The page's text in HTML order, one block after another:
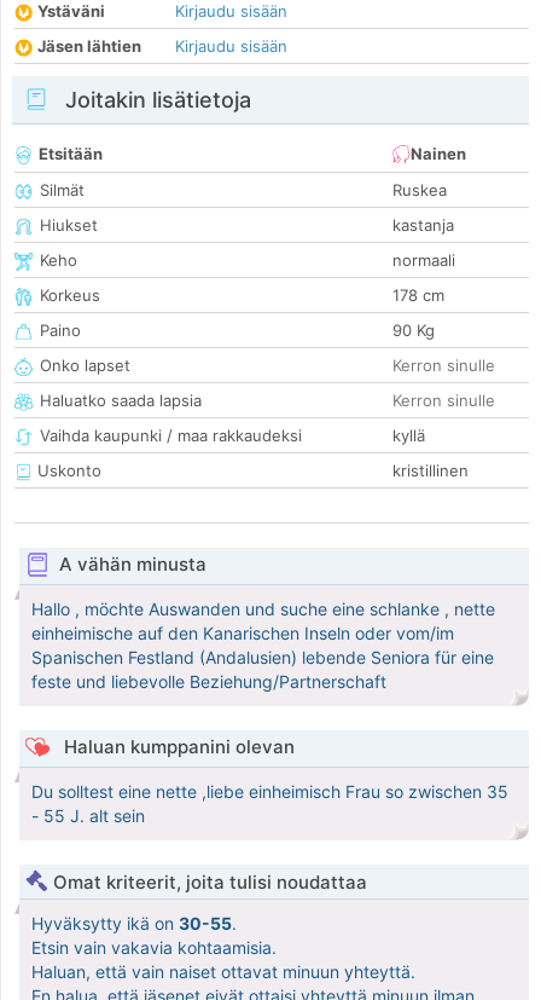
Ystäväni
Kirjaudu sisään
Jäsen lähtien
Kirjaudu sisään
Joitakin lisätietoja
Etsitään
Nainen
Silmät
Ruskea
Hiukset
kastanja
Keho
normaali
Korkeus
178 cm
Paino
90 Kg
Onko lapset
Kerron sinulle
Haluatko saada lapsia
Kerron sinulle
Vaihda kaupunki / maa rakkaudeksi
kyllä
Uskonto
kristillinen
A vähän minusta
Hallo , möchte Auswanden und suche eine schlanke , nette
einheimische auf den Kanarischen Inseln oder vom/im
Spanischen Festland (Andalusien) lebende Seniora für eine
feste und liebevolle Beziehung/Partnerschaft
Haluan kumppanini olevan
Du solltest eine nette ,liebe einheimisch Frau so zwischen 35
- 55 J. alt sein
Omat kriteerit, joita tulisi noudattaa
Hyväksytty ikä on 30-55.
Etsin vain vakavia kohtaamisia.
Haluan, että vain naiset ottavat minuun yhteyttä.